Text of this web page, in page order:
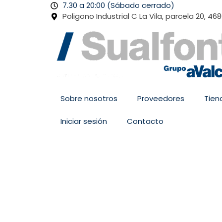
7.30 a 20:00 (Sábado cerrado)
Poligono Industrial C La Vila, parcela 20,
Sobre nosotros Proveedores
Iniciar sesión Contacto